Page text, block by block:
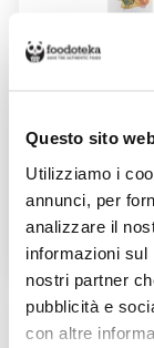
Questo sito
Utilizziamo i
annunci, per
analizzare il
informazioni
nostri partner
pubblicità e
con altre
Prodotto da: A Vita
21,00 €